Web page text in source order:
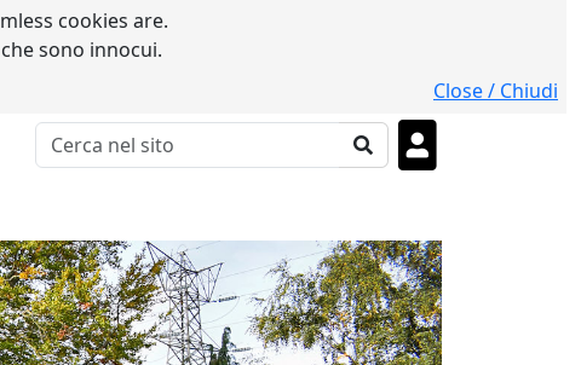
cookies are.
sono innocui.
Close / Chiudi